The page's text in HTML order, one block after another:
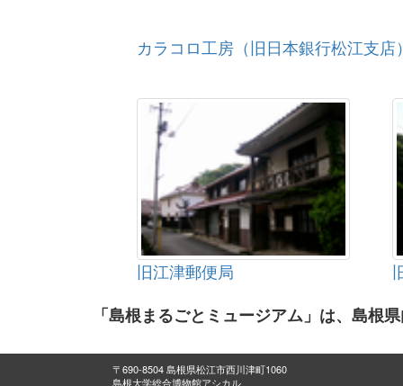
カラコロ工房（旧日本銀行松江支店
旧江津郵便局
「島根まるごとミュージアム」は、島根
〒690-8504 島根県松江市西川津町1060
島根大学総合博物館アシカル